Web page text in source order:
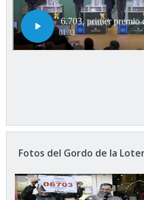
Fotos del Gordo de la